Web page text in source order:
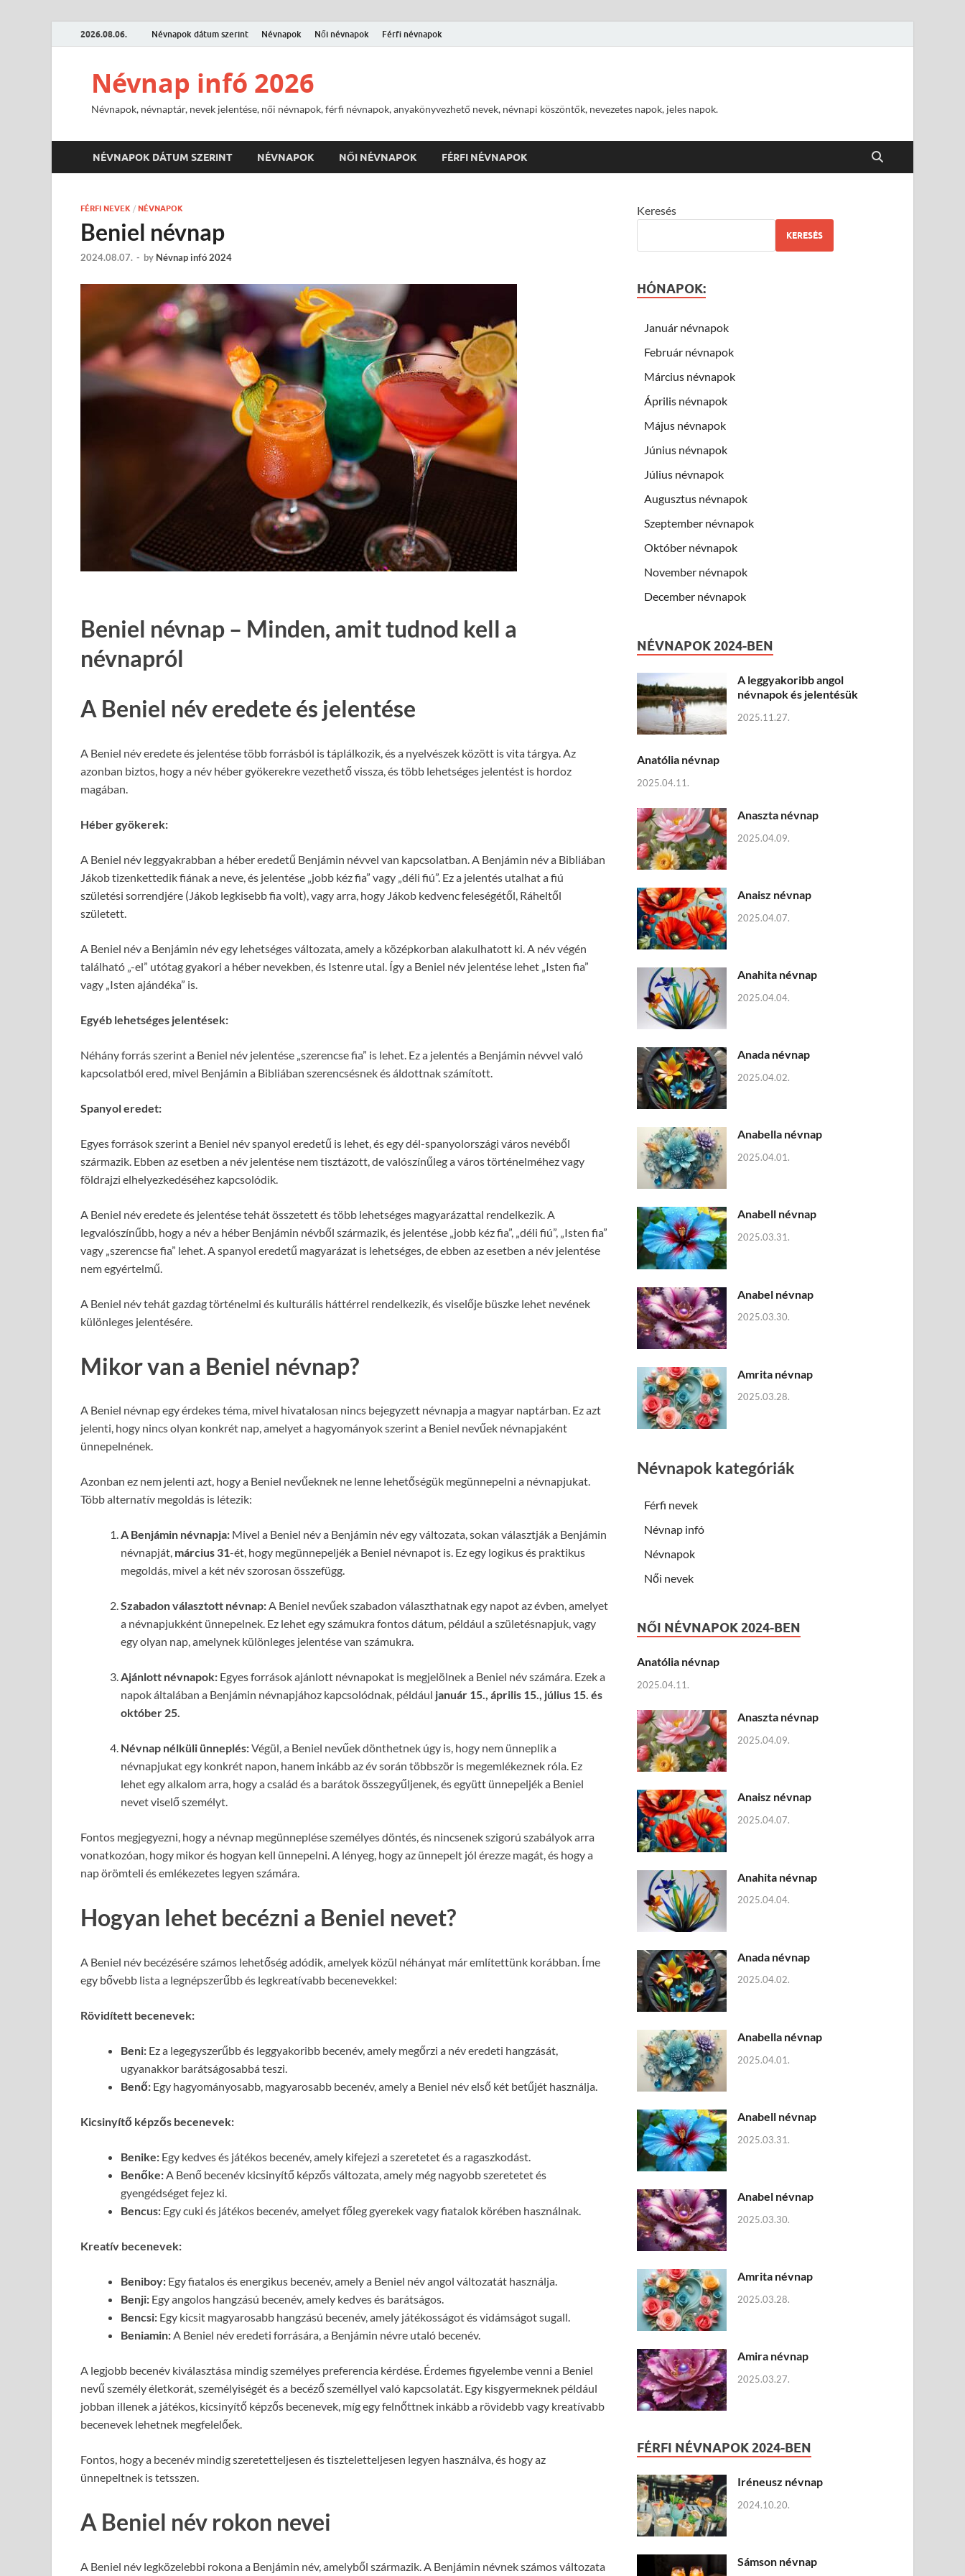
2026.08.06. Névnapok dátum szerint Névnapok Női névnapok Férfi névnapok
Névnap infó 2026
Névnapok, névnaptár, nevek jelentése, női névnapok, férfi névnapok, anyakönyvezhető nevek, névnapi köszöntők, nevezetes napok, jeles napok.
NÉVNAPOK DÁTUM SZERINT NÉVNAPOK NŐI NÉVNAPOK FÉRFI NÉVNAPOK
FÉRFI NEVEK / NÉVNAPOK
Beniel névnap
2024.08.07. - by Névnap infó 2024
Beniel névnap – Minden, amit tudnod kell a
névnapról
A Beniel név eredete és jelentése
A Beniel név eredete és jelentése több forrásból is táplálkozik, és a nyelvészek között is vita tárgya. Az
azonban biztos, hogy a név héber gyökerekre vezethető vissza, és több lehetséges jelentést is hordoz
magában.
Héber gyökerek:
A Beniel név leggyakrabban a héber eredetű Benjámin névvel van kapcsolatban. A Benjámin név a Bibliában
Jákob tizenkettedik fiának a neve, és jelentése „jobb kéz fia” vagy „déli fiú”. Ez a jelentés utalhat a fiú
születési sorrendjére (Jákob legkisebb fia volt), vagy arra, hogy Jákob kedvenc feleségétől, Ráheltől
született.
A Beniel név a Benjámin név egy lehetséges változata, amely a középkorban alakulhatott ki. A név végén
található „-el” utótag gyakori a héber nevekben, és Istenre utal. Így a Beniel név jelentése lehet „Isten fia”
vagy „Isten ajándéka” is.
Egyéb lehetséges jelentések:
Néhány forrás szerint a Beniel név jelentése „szerencse fia” is lehet. Ez a jelentés a Benjámin névvel való
kapcsolatból ered, mivel Benjámin a Bibliában szerencsésnek és áldottnak számított.
Spanyol eredet:
Egyes források szerint a Beniel név spanyol eredetű is lehet, és egy dél-spanyolországi város nevéből
származik. Ebben az esetben a név jelentése nem tisztázott, de valószínűleg a város történelméhez vagy
földrajzi elhelyezkedéséhez kapcsolódik.
A Beniel név eredete és jelentése tehát összetett és több lehetséges magyarázattal rendelkezik. A
legvalószínűbb, hogy a név a héber Benjámin névből származik, és jelentése „jobb kéz fia”, „déli fiú”, „Isten fia”
vagy „szerencse fia” lehet. A spanyol eredetű magyarázat is lehetséges, de ebben az esetben a név jelentése
nem egyértelmű.
A Beniel név tehát gazdag történelmi és kulturális háttérrel rendelkezik, és viselője büszke lehet nevének
különleges jelentésére.
Mikor van a Beniel névnap?
A Beniel névnap egy érdekes téma, mivel hivatalosan nincs bejegyzett névnapja a magyar naptárban. Ez azt
jelenti, hogy nincs olyan konkrét nap, amelyet a hagyományok szerint a Beniel nevűek névnapjaként
ünnepelnének.
Azonban ez nem jelenti azt, hogy a Beniel nevűeknek ne lenne lehetőségük megünnepelni a névnapjukat.
Több alternatív megoldás is létezik:
A Benjámin névnapja: Mivel a Beniel név a Benjámin név egy változata, sokan választják a Benjámin
névnapját, március 31-ét, hogy megünnepeljék a Beniel névnapot is. Ez egy logikus és praktikus
megoldás, mivel a két név szorosan összefügg.
Szabadon választott névnap:A Beniel nevűek szabadon választhatnak egy napot az évben, amelyet
a névnapjukként ünnepelnek. Ez lehet egy számukra fontos dátum, például a születésnapjuk, vagy
egy olyan nap, amelynek különleges jelentése van számukra.
Ajánlott névnapok: Egyes források ajánlott névnapokat is megjelölnek a Beniel név számára. Ezek a
napok általában a Benjámin névnapjához kapcsolódnak, például január 15., április 15., július 15. és
október 25.
Névnap nélküli ünneplés:Végül, a Beniel nevűek dönthetnek úgy is, hogy nem ünneplik a
névnapjukat egy konkrét napon, hanem inkább az év során többször is megemlékeznek róla. Ez
lehet egy alkalom arra, hogy a család és a barátok összegyűljenek, és együtt ünnepeljék a Beniel
nevet viselő személyt.
Fontos megjegyezni, hogy a névnap megünneplése személyes döntés, és nincsenek szigorú szabályok arra
vonatkozóan, hogy mikor és hogyan kell ünnepelni. A lényeg, hogy az ünnepelt jól érezze magát, és hogy a
nap örömteli és emlékezetes legyen számára.
Hogyan lehet becézni a Beniel nevet?
A Beniel név becézésére számos lehetőség adódik, amelyek közül néhányat már említettünk korábban. Íme
egy bővebb lista a legnépszerűbb és legkreatívabb becenevekkel:
Rövidített becenevek:
Beni: Ez a legegyszerűbb és leggyakoribb becenév, amely megőrzi a név eredeti hangzását,
ugyanakkor barátságosabbá teszi.
Benő: Egy hagyományosabb, magyarosabb becenév, amely a Beniel név első két betűjét használja.
Kicsinyítő képzős becenevek:
Benike: Egy kedves és játékos becenév, amely kifejezi a szeretetet és a ragaszkodást.
Benőke:A Benő becenév kicsinyítő képzős változata, amely még nagyobb szeretetet és
gyengédséget fejez ki.
Bencus: Egy cuki és játékos becenév, amelyet főleg gyerekek vagy fiatalok körében használnak.
Kreatív becenevek:
Beniboy: Egy fiatalos és energikus becenév, amely a Beniel név angol változatát használja.
Benji: Egy angolos hangzású becenév, amely kedves és barátságos.
Bencsi: Egy kicsit magyarosabb hangzású becenév, amely játékosságot és vidámságot sugall.
Beniamin:A Beniel név eredeti forrására, a Benjámin névre utaló becenév.
A legjobb becenév kiválasztása mindig személyes preferencia kérdése. Érdemes figyelembe venni a Beniel
nevű személy életkorát, személyiségét és a becéző személlyel való kapcsolatát. Egy kisgyermeknek például
jobban illenek a játékos, kicsinyítő képzős becenevek, míg egy felnőttnek inkább a rövidebb vagy kreatívabb
becenevek lehetnek megfelelőek.
Fontos, hogy a becenév mindig szeretetteljesen és tiszteletteljesen legyen használva, és hogy az
ünnepeltnek is tetsszen.
A Beniel név rokon nevei
A Beniel név legközelebbi rokona a Benjámin név, amelyből származik. A Benjámin névnek számos változata
Keresés
KERESÉS
HÓNAPOK:
Január névnapok
Február névnapok
Március névnapok
Április névnapok
Május névnapok
Június névnapok
Július névnapok
Augusztus névnapok
Szeptember névnapok
Október névnapok
November névnapok
December névnapok
NÉVNAPOK 2024-BEN
A leggyakoribb angol
névnapok és jelentésük
2025.11.27.
Anatólia névnap
2025.04.11.
Anaszta névnap
2025.04.09.
Anaisz névnap
2025.04.07.
Anahita névnap
2025.04.04.
Anada névnap
2025.04.02.
Anabella névnap
2025.04.01.
Anabell névnap
2025.03.31.
Anabel névnap
2025.03.30.
Amrita névnap
2025.03.28.
Névnapok kategóriák
Férfi nevek
Névnap infó
Névnapok
Női nevek
NŐI NÉVNAPOK 2024-BEN
Anatólia névnap
2025.04.11.
Anaszta névnap
2025.04.09.
Anaisz névnap
2025.04.07.
Anahita névnap
2025.04.04.
Anada névnap
2025.04.02.
Anabella névnap
2025.04.01.
Anabell névnap
2025.03.31.
Anabel névnap
2025.03.30.
Amrita névnap
2025.03.28.
Amira névnap
2025.03.27.
FÉRFI NÉVNAPOK 2024-BEN
Iréneusz névnap
2024.10.20.
Sámson névnap